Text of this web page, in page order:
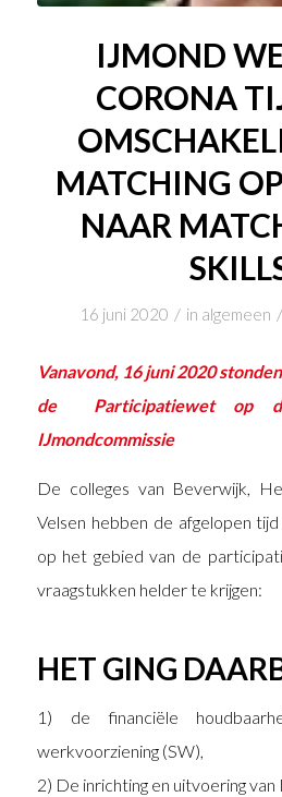
IJMOND
CORONA
MATCHING
NAAR
16 juni 2020 / in algemeen /
Vanavond, 16 juni 2020
de Participatiewet op
IJmondcommissie
De colleges van Beverwijk,
Velsen hebben de afgelopen
op het gebied van de
vraagstukken helder te krijgen:
HET GING
1) de financiële
werkvoorziening (SW),
2) De inrichting en uitvoering